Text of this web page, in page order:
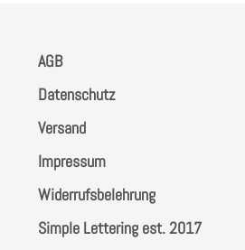
AGB
Datenschutz
Versand
Impressum
Widerrufsbelehrung
Simple Lettering est. 2017